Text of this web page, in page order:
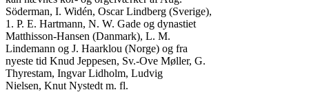
Söderman, I. Widén, Oscar Lindberg (Sverige),
1. P. E. Hartmann, N. W. Gade og dynastiet
Matthisson-Hansen (Danmark), L. M.
Lindemann og J. Haarklou (Norge) og fra
nyeste tid Knud Jeppesen, Sv.-Ove Møller, G.
Thyrestam, Ingvar Lidholm, Ludvig
Nielsen, Knut Nystedt m. fl.